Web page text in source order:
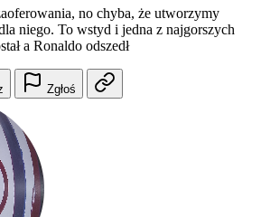
no chyba, że utworzymy
niego. To wstyd i jedna z najgorszych
a Ronaldo odszedł
Zgłoś